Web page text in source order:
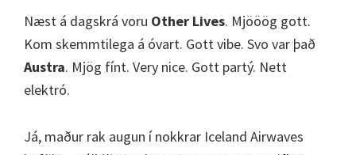
Næst á dagskrá voru Other Lives. Mjööög gott.
Kom skemmtilega á óvart. Gott vibe. Svo var það
Austra. Mjög fínt. Very nice. Gott partý. Nett
elektró.
Já, maður rak augun í nokkrar Iceland Airwaves